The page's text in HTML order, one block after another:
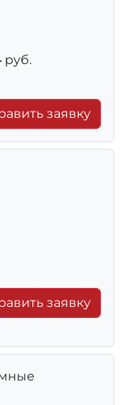
руб.
заявку
заявку